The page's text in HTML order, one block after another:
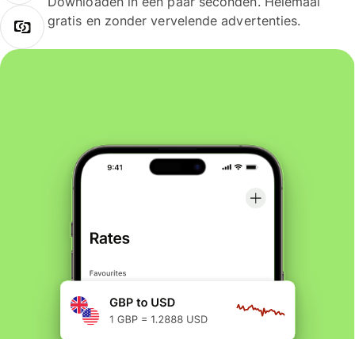
gratis en zonder vervelende advertenties.